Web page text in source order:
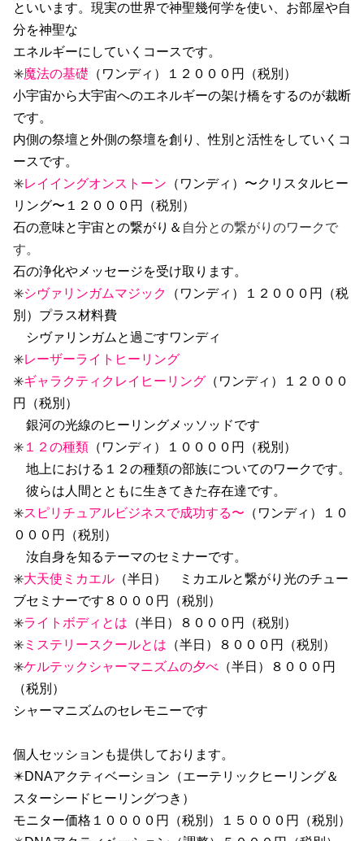
といいます。現実の世界で神聖幾何学を使い、お部屋や自
分を神聖な
エネルギーにしていくコースです。
✳️魔法の基礎 （ワンディ）１２０００円（税別）
小宇宙から大宇宙へのエネルギーの架け橋をするのが裁断
です。
内側の祭壇と外側の祭壇を創り、性別と活性をしていくコ
ースです。
✳️レイイングオンストーン （ワンディ）〜クリスタルヒー
リング〜１２０００円（税別）
石の意味と宇宙との繋がり＆ 自分との繋がりのワークで
す。
石の浄化やメッセージを受け取ります。
✳️シヴァリンガムマジック
（ワンディ）１２０００円（税
別）プラス材料費
シヴァリンガムと過ごすワンディ
✳️レーザーライトヒーリング
✳️ギャラクティクレイヒーリング （ワンディ）１２０００
円（税別）
銀河の光線のヒーリングメッソッドです
✳️ １２の種類 （ワンディ）１００００円（税別）
地上における１２の種類の部族についてのワークです。
彼らは人間とともに生きてきた存在達です。
✳️スピリチュアルビジネスで成功する〜 （ワンディ）１０
０００円（税別）
汝自身を知るテーマのセミナーです。
✳️大天使ミカエル （半日）
ミカエルと繋がり光のチュー
ブセミナーです８０００円（税別）
✳️ライトボディとは （半日）８０００円（税別）
✳️ ミステリースクールとは （半日）８０００円（税別）
✳️ケルテックシャーマニズムの夕べ （半日）８０００円
（税別）
シャーマニズムのセレモニーです
個人セッションも提供しております。
✴️DNAアクティベーション（エーテリックヒーリング＆
スターシードヒーリングつき）
モニター価格１００００円（税別）１５０００円（税別）